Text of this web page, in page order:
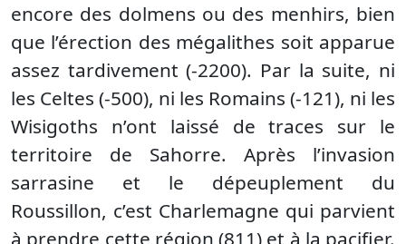
encore des dolmens ou des menhirs, bien
que l’érection des mégalithes soit apparue
assez tardivement (-2200). Par la suite, ni
les Celtes (-500), ni les Romains (-121), ni les
Wisigoths n’ont laissé de traces sur le
territoire de Sahorre. Après l’invasion
sarrasine et le dépeuplement du
Roussillon, c’est Charlemagne qui parvient